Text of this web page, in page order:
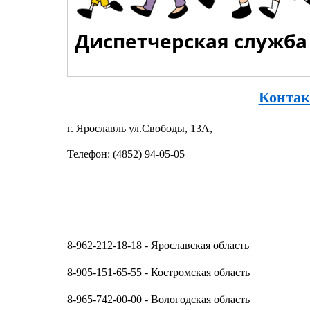
Диспетчерская служба
г. Ярославль ул.Свободы, 13А,
Телефон: (4852) 94-05-05
8-962-212-18-18 - Ярославская область
8-905-151-65-55 - Костромская область
8-965-742-00-00 - Вологодская область